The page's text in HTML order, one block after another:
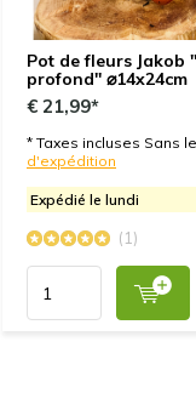
Pot de fleurs Jakob
profond'' ⌀14x24cm
€ 21,99*
* Taxes incluses Sans
d'expédition
Expédié le lundi
(1)